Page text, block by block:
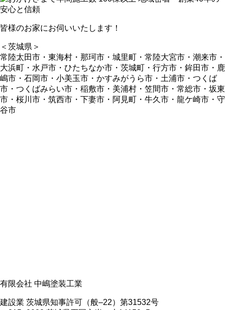
皆様のお家にお伺いいたします！
＜茨城県＞
常陸太田市・東海村・那珂市・城里町・常陸大宮市・潮来市・
大浜町・水戸市・ひたちなか市・茨城町・行方市・鉾田市・鹿
嶋市・石岡市・小美玉市・かすみがうら市・土浦市・つくば
市・つくばみらい市・稲敷市・美浦村・笠間市・常総市・坂東
市・桜川市・筑西市・下妻市・阿見町・牛久市・龍ケ崎市・守
谷市
有限会社 中嶋塗装工業
建設業 茨城県知事許可（般‒22）第31532号